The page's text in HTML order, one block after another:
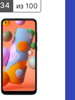
34 из 100